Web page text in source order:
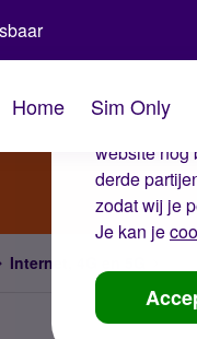
De
Wij
website nog
derde
zodat wij je
Je kan je
Home Sim Only
Internet, 4G en 5G